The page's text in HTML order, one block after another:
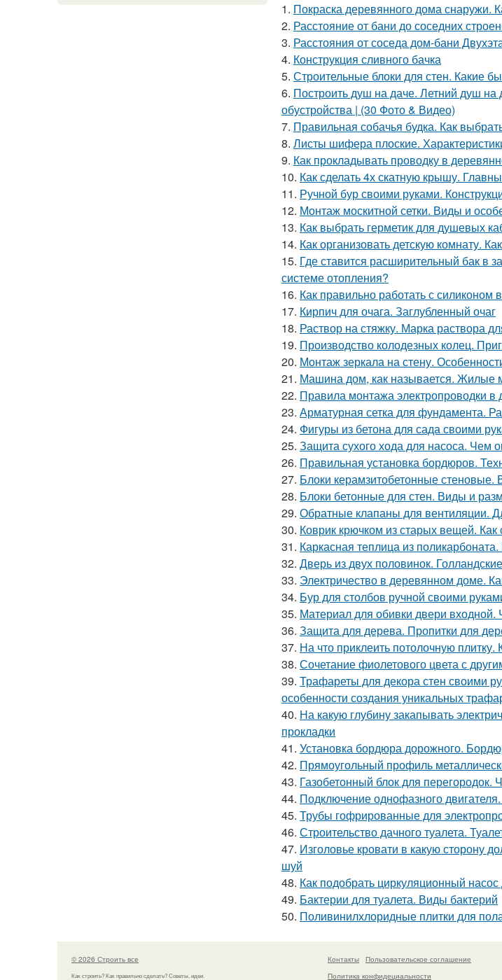
1. Покраска деревянного дома снаружи.
2. Расстояние от бани до соседних
3. Расстояния от соседа дом-бани
4. Конструкция сливного бачка
5. Строительные блоки для стен. Какие
6. Построить душ на даче. Летний душ на
обустройства | (30 Фото & Видео)
7. Правильная собачья будка. Как
8. Листы шифера плоские.
9. Как прокладывать проводку в
10. Как сделать 4х скатную крышу.
11. Ручной бур своими руками.
12. Монтаж москитной сетки. Виды и
13. Как выбрать герметик для душевых
14. Как организовать детскую комнату.
15. Где ставится расширительный бак в
системе отопления?
16. Как правильно работать с силиконом
17. Кирпич для очага. Заглубленный очаг
18. Раствор на стяжку. Марка раствора
19. Производство колодезных колец.
20. Монтаж зеркала на стену.
21. Машина дом, как называется. Жилые
22. Правила монтажа электропроводки
23. Арматурная сетка для фундамента.
24. Фигуры из бетона для сада своими
25. Защита сухого хода для насоса. Чем
26. Правильная установка бордюров.
27. Блоки керамзитобетонные
28. Блоки бетонные для стен. Виды и
29. Обратные клапаны для вентиляции.
30. Коврик крючком из старых вещей.
31. Каркасная теплица из
32. Дверь из двух половинок.
33. Электричество в деревянном доме.
34. Бур для столбов ручной своими
35. Материал для обивки двери
36. Защита для дерева. Пропитки для
37. На что приклеить потолочную плитку.
38. Сочетание фиолетового цвета с
39. Трафареты для декора стен своими
особенности создания уникальных
40. На какую глубину закапывать
прокладки
41. Установка бордюра дорожного.
42. Прямоугольный профиль
43. Газобетонный блок для перегородок.
44. Подключение однофазного
45. Трубы гофрированные для
46. Строительство дачного туалета.
47. Изголовье кровати в какую сторону
шуй
48. Как подобрать циркуляционный
49. Бактерии для туалета. Виды бактерий
50. Поливинилхлоридные плитки для
© 2026 Строить все
Как строить? Как правильно сделать? Советы, идеи.
Контакты
Пользовательское соглашение
Политика конфидециальности